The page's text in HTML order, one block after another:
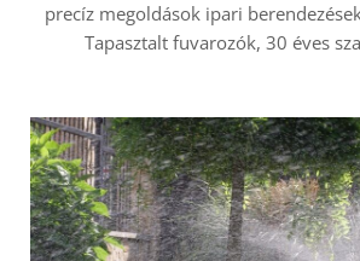
precíz megoldások ipari
Tapasztalt fuvarozók, 30 éves